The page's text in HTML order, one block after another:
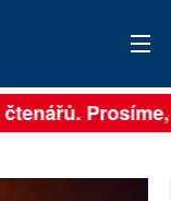
Prosíme,